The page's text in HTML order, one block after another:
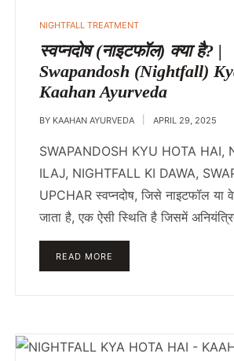
POSTED
NIGHTFALL TREATMENT
स्वप्नदोष (नाइटफॉल) क्या है? |
Swapandosh (Nightfall)
Kaahan Ayurveda
BY KAAHAN AYURVEDA APRIL 29, 2025
SWAPANDOSH KYU HOTA HAI,
ILAJ, NIGHTFALL KI DAWA,
UPCHAR स्वप्नदोष, जिसे नाइटफॉल या
जाता है, एक ऐसी स्थिति है जिसमें
READ MORE